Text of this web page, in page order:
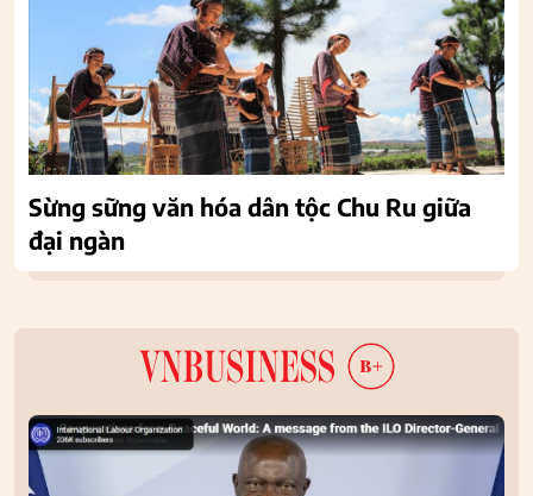
Sừng sững văn hóa dân tộc Chu Ru giữa
đại ngàn